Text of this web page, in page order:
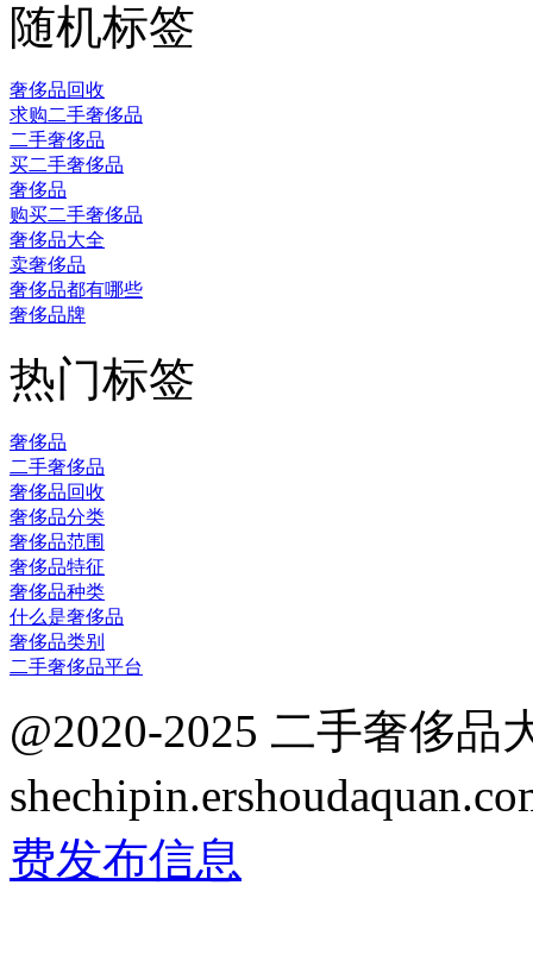
随机标签
奢侈品回收
求购二手奢侈品
二手奢侈品
买二手奢侈品
奢侈品
购买二手奢侈品
奢侈品大全
卖奢侈品
奢侈品都有哪些
奢侈品牌
热门标签
奢侈品
二手奢侈品
奢侈品回收
奢侈品分类
奢侈品范围
奢侈品特征
奢侈品种类
什么是奢侈品
奢侈品类别
二手奢侈品平台
@2020-2025 二手奢侈品
费发布信息